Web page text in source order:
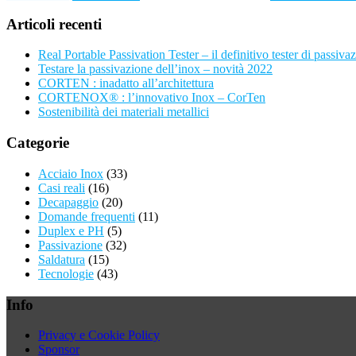
Articoli recenti
Real Portable Passivation Tester – il definitivo tester di
Testare la passivazione dell’inox – novità 2022
CORTEN : inadatto all’architettura
CORTENOX® : l’innovativo Inox – CorTen
Sostenibilità dei materiali metallici
Categorie
Acciaio Inox (33)
Casi reali (16)
Decapaggio (20)
Domande frequenti (11)
Duplex e PH (5)
Passivazione (32)
Saldatura (15)
Tecnologie (43)
Info
Privacy e Cookie Policy
Sponsor